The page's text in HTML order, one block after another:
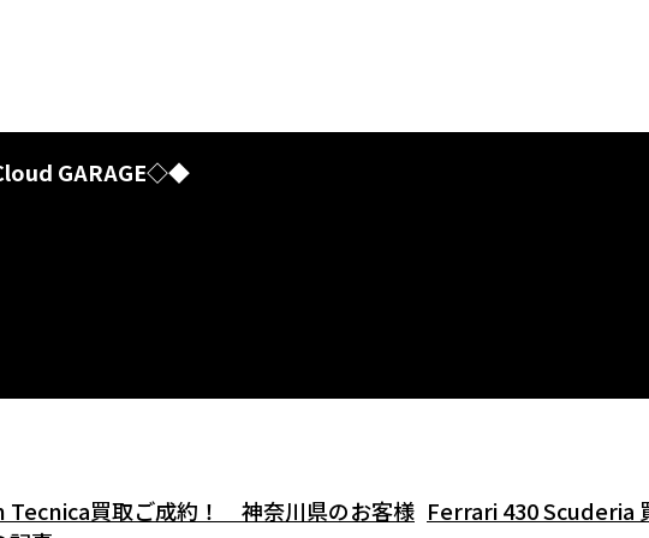
GARAGE◇◆
買取ご成約！ 神奈川県のお客様 Ferrari 430 Scuderia